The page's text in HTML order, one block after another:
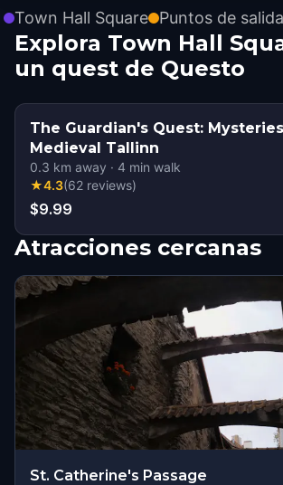
Town Hall Square Puntos de
Explora Town Hall
un quest de Questo
The Guardian's Quest:
Medieval Tallinn
0.3 km away · 4 min walk
★4.3(62 reviews)
$9.99
Atracciones cercanas
St. Catherine's Passage